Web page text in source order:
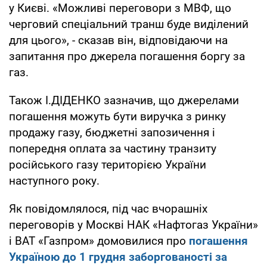
у Києві. «Можливі переговори з МВФ, що
черговий спеціальний транш буде виділений
для цього», - сказав він, відповідаючи на
запитання про джерела погашення боргу за
газ.
Також І.ДІДЕНКО зазначив, що джерелами
погашення можуть бути виручка з ринку
продажу газу, бюджетні запозичення і
попередня оплата за частину транзиту
російського газу територією України
наступного року.
Як повідомлялося, під час вчорашніх
переговорів у Москві НАК «Нафтогаз України»
і ВАТ «Газпром» домовилися про погашення
Україною до 1 грудня заборгованості за